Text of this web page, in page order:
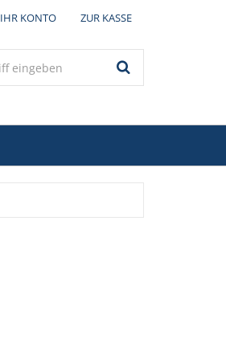
IHR KONTO ZUR KASSE